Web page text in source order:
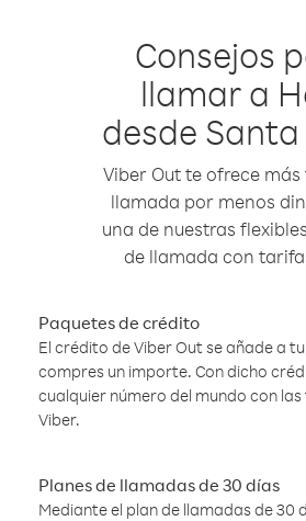
Consejos
llamar a
desde
Viber Out te ofrece
llamada por menos
una de nuestras
de llamada con
Paquetes de crédito
El crédito de Viber Out se añade a
compres un importe. Con dicho
cualquier número del mundo con
Viber.
Planes de llamadas de 30 días
Mediante el plan de llamadas de 30